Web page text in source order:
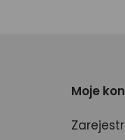
Moje